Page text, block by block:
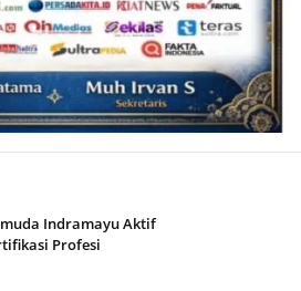
Indramayu Aktif
Profesi